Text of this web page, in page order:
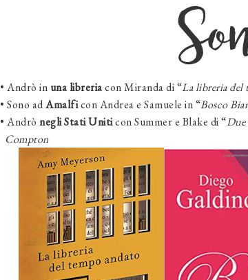
• Andrò in una libreriacon Miranda di “La libreria del
• Sono adAmalficonAndrea e Samuele in “Bosco
• Andrò negli Stati Uniticon Summer e Blake di “
Compton